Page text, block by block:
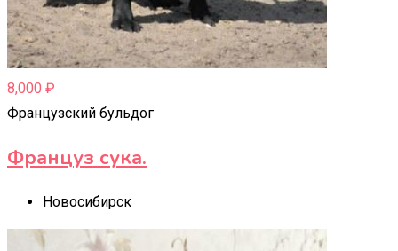
8,000 ₽
Французский бульдог
Француз сука.
Новосибирск